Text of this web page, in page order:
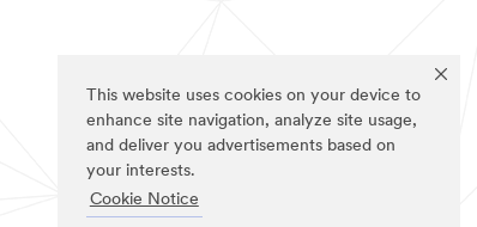
This website uses cookies on your device to
enhance site navigation, analyze site usage,
and deliver you advertisements based on
your interests.
Cookie Notice